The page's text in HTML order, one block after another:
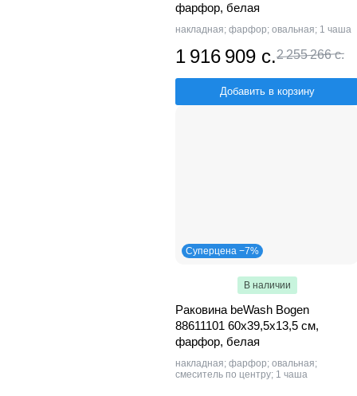
фарфор, белая
накладная; фарфор; овальная; 1 чаша
1 916 909 с.2 255 266 с.
Добавить в корзину
Суперцена −7%
В наличии
Раковина beWash Bogen
88611101 60х39,5х13,5 см,
фарфор, белая
накладная; фарфор; овальная;
смеситель по центру; 1 чаша